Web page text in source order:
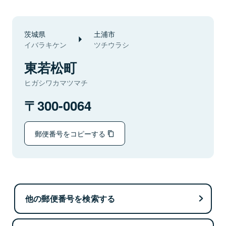
茨城県
イバラキケン
土浦市
ツチウラシ
東若松町
ヒガシワカマツマチ
300-0064
郵便番号をコピーする
他の郵便番号を検索する